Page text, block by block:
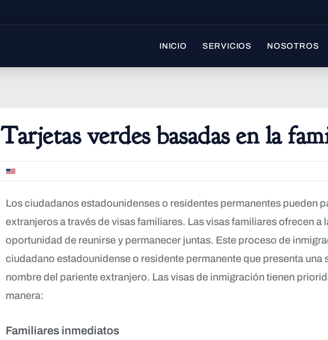
INICIO SERVICIOS NOSOTROS
Tarjetas verdes basadas en la
Los ciudadanos estadounidenses o residentes permanentes pueden
extranjeros a través de visas familiares. Las visas familiares ofrecen a
oportunidad de reunirse y permanecer juntas. Este proceso de
ciudadano estadounidense o residente permanente que presenta una
nombre del pariente extranjero. Las visas de inmigración tienen
manera:
Familiares inmediatos